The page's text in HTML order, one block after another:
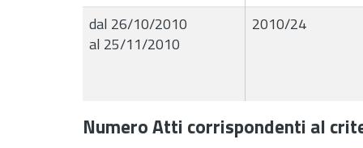
dal 26/10/2010
al 25/11/2010
2010/24
Numero Atti corrispondenti al